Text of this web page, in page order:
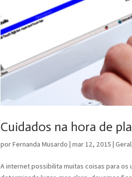
Cuidados na hora de
porFernanda Musardo |mar 12, 2015 |Geral
A internet possibilita muitas coisas para